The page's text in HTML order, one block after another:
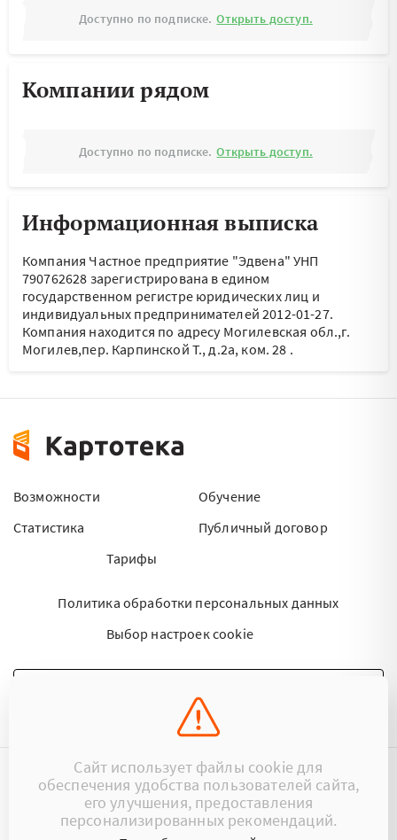
Доступно по подписке. Открыть доступ.
Компании рядом
Доступно по подписке. Открыть доступ.
Информационная выписка
Компания Частное предприятие "Эдвена" УНП
790762628 зарегистрирована в едином
государственном регистре юридических лиц и
индивидуальных предпринимателей 2012-01-27.
Компания находится по адресу Могилевская обл.,г.
Могилев,пер. Карпинской Т., д.2а, ком. 28 .
Возможности
Статистика
Тарифы
Обучение
Публичный договор
Политика обработки персональных данных
Выбор настроек cookie
НАПИСАТЬ ПИСЬМО
©2015 - 2026 Kartoteka.by Все права защищены.
+375 (29) 17-383-17 ООО «Картотека»
Сайт использует файлы cookie для
обеспечения удобства пользователей сайта,
его улучшения, предоставления
персонализированных рекомендаций.